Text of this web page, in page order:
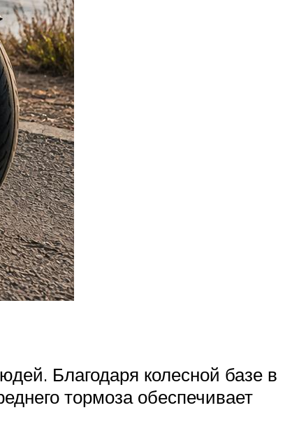
Благодаря колесной базе в
тормоза обеспечивает